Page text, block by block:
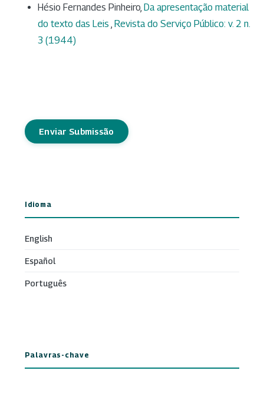
Hésio Fernandes Pinheiro, Da apresentação material
do texto das Leis , Revista do Serviço Público: v. 2 n.
3 (1944)
Enviar Submissão
Idioma
English
Español
Português
Palavras-chave